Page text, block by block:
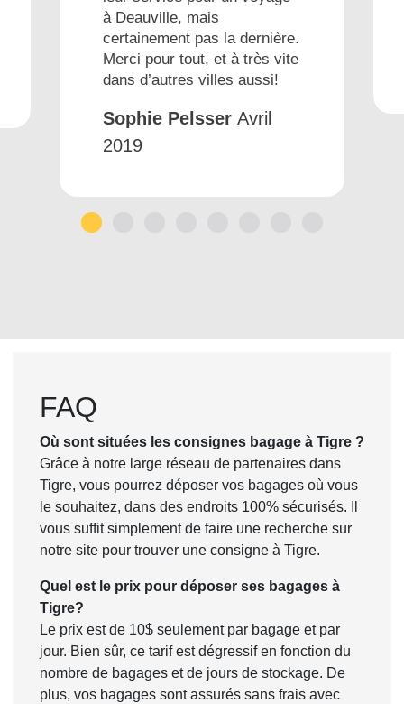
à Deauville, mais
certainement pas la dernière.
Merci pour tout, et à très vite
dans d’autres villes aussi!
Sophie Pelsser Avril
2019
FAQ
Où sont situées les consignes bagage à Tigre ?
Grâce à notre large réseau de partenaires dans
Tigre, vous pourrez déposer vos bagages où vous
le souhaitez, dans des endroits 100% sécurisés. Il
vous suffit simplement de faire une recherche sur
notre site pour trouver une consigne à Tigre.
Quel est le prix pour déposer ses bagages à
Tigre?
Le prix est de 10$ seulement par bagage et par
jour. Bien sûr, ce tarif est dégressif en fonction du
nombre de bagages et de jours de stockage. De
plus, vos bagages sont assurés sans frais avec